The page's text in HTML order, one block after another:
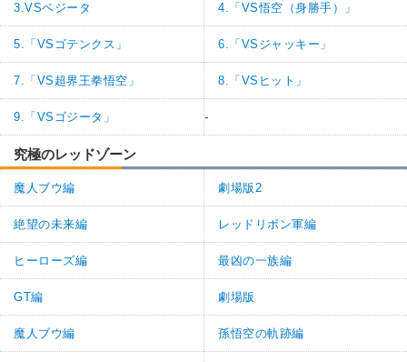
3.VSベジータ 4.「VS悟空（身勝手）」
5.「VSゴテンクス」 6.「VSジャッキー」
7.「VS超界王拳悟空」 8.「VSヒット」
9.「VSゴジータ」 -
究極のレッドゾーン
魔人ブウ編 劇場版2
絶望の未来編 レッドリボン軍編
ヒーローズ編 最凶の一族編
GT編 劇場版
魔人ブウ編 孫悟空の軌跡編